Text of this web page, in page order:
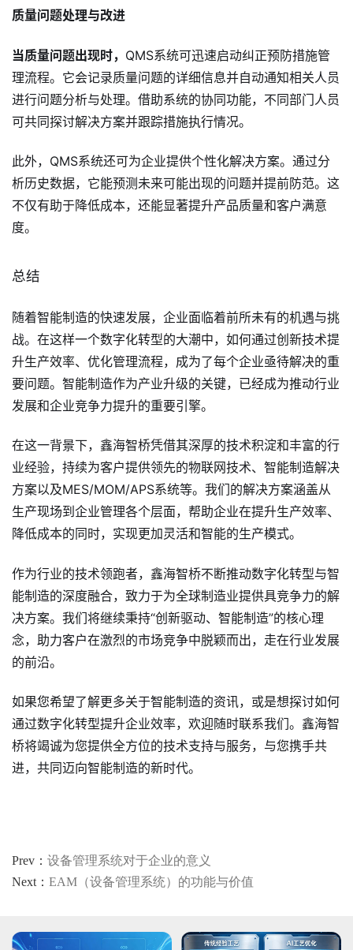
质量问题处理与改进
当质量问题出现时， QMS系统可迅速启动纠正预防措施管
理流程。它会记录质量问题的详细信息并自动通知相关人员
进行问题分析与处理。借助系统的协同功能，不同部门人员
可共同探讨解决方案并跟踪措施执行情况。
此外，QMS系统还可为企业提供个性化解决方案。通过分
析历史数据，它能预测未来可能出现的问题并提前防范。这
不仅有助于降低成本，还能显著提升产品质量和客户满意
度。
总结
随着智能制造的快速发展，企业面临着前所未有的机遇与挑
战。在这样一个数字化转型的大潮中，如何通过创新技术提
升生产效率、优化管理流程，成为了每个企业亟待解决的重
要问题。智能制造作为产业升级的关键，已经成为推动行业
发展和企业竞争力提升的重要引擎。
在这一背景下，鑫海智桥凭借其深厚的技术积淀和丰富的行
业经验，持续为客户提供领先的物联网技术、智能制造解决
方案以及MES/MOM/APS系统等。我们的解决方案涵盖从
生产现场到企业管理各个层面，帮助企业在提升生产效率、
降低成本的同时，实现更加灵活和智能的生产模式。
作为行业的技术领跑者，鑫海智桥不断推动数字化转型与智
能制造的深度融合，致力于为全球制造业提供具竞争力的解
决方案。我们将继续秉持“创新驱动、智能制造”的核心理
念，助力客户在激烈的市场竞争中脱颖而出，走在行业发展
的前沿。
如果您希望了解更多关于智能制造的资讯，或是想探讨如何
通过数字化转型提升企业效率，欢迎随时联系我们。鑫海智
桥将竭诚为您提供全方位的技术支持与服务，与您携手共
进，共同迈向智能制造的新时代。
Prev： 设备管理系统对于企业的意义
Next： EAM（设备管理系统）的功能与价值